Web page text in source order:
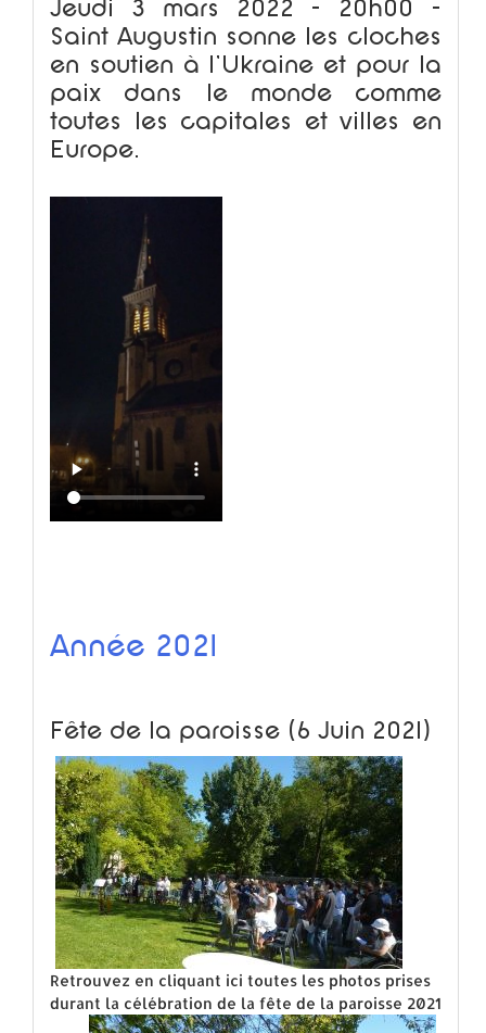
Jeudi 3 mars 2022 - 20h00 -
Saint Augustin sonne les cloches
en soutien à l'Ukraine et pour la
paix dans le monde comme
toutes les capitales et villes en
Europe.
Année 2021
Fête de la paroisse (6 Juin 2021)
Retrouvez en cliquant ici toutes les photos prises
durant la célébration de la fête de la paroisse 2021